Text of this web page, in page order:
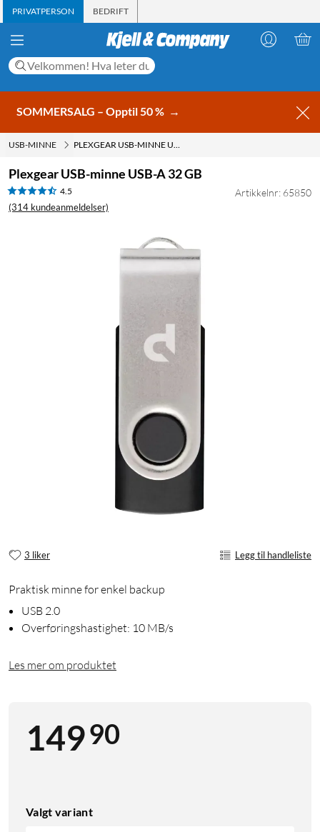
PRIVATPERSON BEDRIFT
SOMMERSALG – Opptil 50 % →
USB-MINNE PLEXGEAR USB-MINNE USB-A 32 GB
Plexgear USB-minne USB-A 32 GB
4.5
(314 kundeanmeldelser)
Artikkelnr: 65850
3 liker Legg til handleliste
Praktisk minne for enkel backup
USB 2.0
Overføringshastighet: 10 MB/s
Les mer om produktet
14990
Valgt variant